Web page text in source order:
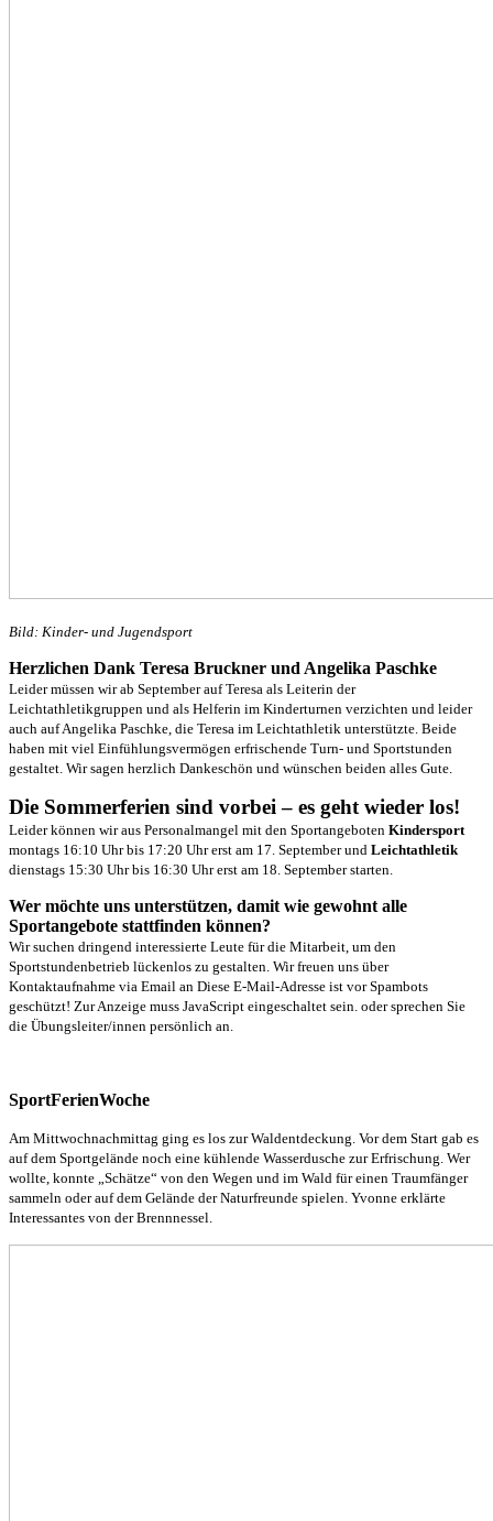
Bild: Kinder- und Jugendsport
Herzlichen Dank Teresa Bruckner und Angelika Paschke
Leider müssen wir ab September auf Teresa als Leiterin der
Leichtathletikgruppen und als Helferin im Kinderturnen verzichten und leider
auch auf Angelika Paschke, die Teresa im Leichtathletik unterstützte. Beide
haben mit viel Einfühlungsvermögen erfrischende Turn- und Sportstunden
gestaltet. Wir sagen herzlich Dankeschön und wünschen beiden alles Gute.
Die Sommerferien sind vorbei – es geht wieder los!
Leider können wir aus Personalmangel mit den Sportangeboten Kindersport
montags 16:10 Uhr bis 17:20 Uhr erst am 17. September und Leichtathletik
dienstags 15:30 Uhr bis 16:30 Uhr erst am 18. September starten.
Wer möchte uns unterstützen, damit wie gewohnt alle
Sportangebote stattfinden können?
Wir suchen dringend interessierte Leute für die Mitarbeit, um den
Sportstundenbetrieb lückenlos zu gestalten. Wir freuen uns über
Kontaktaufnahme via Email an Diese E-Mail-Adresse ist vor Spambots
geschützt! Zur Anzeige muss JavaScript eingeschaltet sein. oder sprechen Sie
die Übungsleiter/innen persönlich an.
SportFerienWoche
Am Mittwochnachmittag ging es los zur Waldentdeckung. Vor dem Start gab es
auf dem Sportgelände noch eine kühlende Wasserdusche zur Erfrischung. Wer
wollte, konnte „Schätze“ von den Wegen und im Wald für einen Traumfänger
sammeln oder auf dem Gelände der Naturfreunde spielen. Yvonne erklärte
Interessantes von der Brennnessel.